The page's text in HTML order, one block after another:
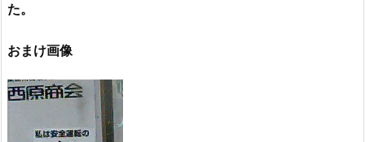
た。
おまけ画像